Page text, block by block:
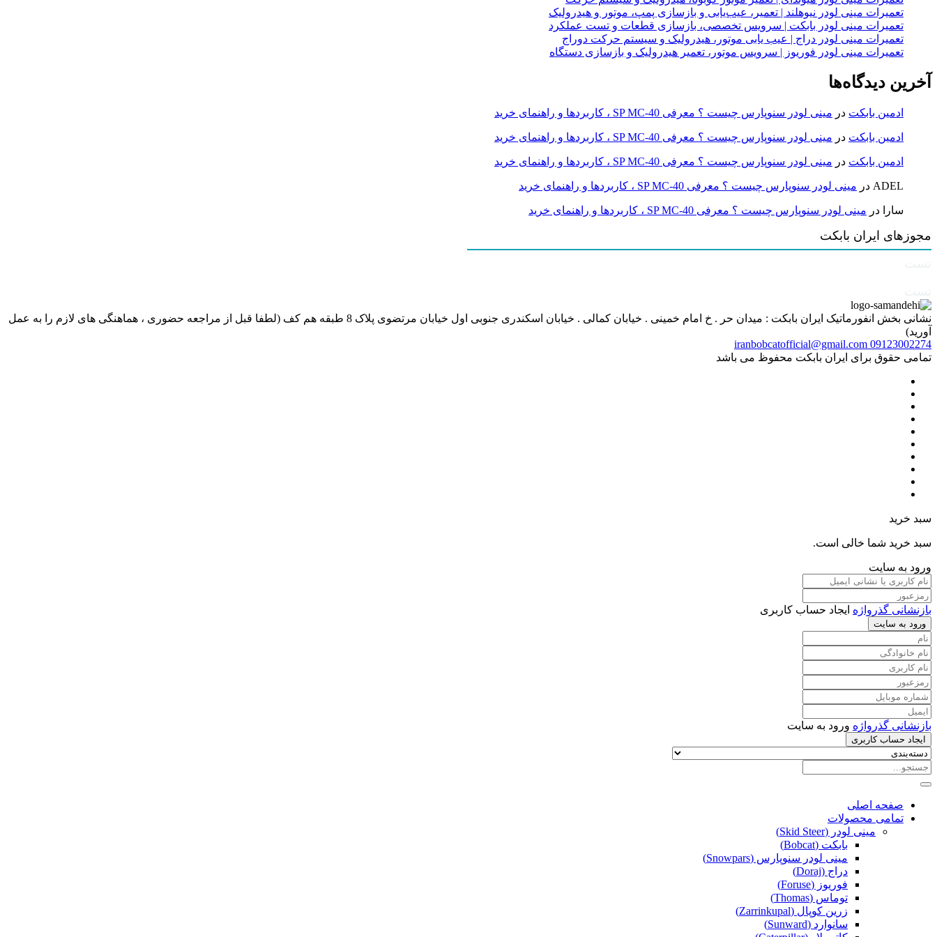
تعمیرات مینی لودر نیوهلند | تعمیر، عیب‌یابی و بازسازی پمپ، موتور و هیدرولیک
تعمیرات مینی لودر بابکت | سرویس تخصصی، بازسازی قطعات و تست عملکرد
تعمیرات مینی لودر دراج | عیب یابی موتور، هیدرولیک و سیستم حرکت دوراج
تعمیرات مینی لودر فوریوز | سرویس موتور، تعمیر هیدرولیک و بازسازی دستگاه
آخرین دیدگاه‌ها
ادمین بابکت در مینی لودر سنوپارس چیست ؟ معرفی SP MC-40 ، کاربردها و راهنمای خرید
ادمین بابکت در مینی لودر سنوپارس چیست ؟ معرفی SP MC-40 ، کاربردها و راهنمای خرید
ادمین بابکت در مینی لودر سنوپارس چیست ؟ معرفی SP MC-40 ، کاربردها و راهنمای خرید
ADEL در مینی لودر سنوپارس چیست ؟ معرفی SP MC-40 ، کاربردها و راهنمای خرید
سارا در مینی لودر سنوپارس چیست ؟ معرفی SP MC-40 ، کاربردها و راهنمای خرید
مجوزهای ایران بابکت
نشانی بخش انفورماتیک ایران بابکت : میدان حر . خ امام خمینی . خیابان کمالی . خیابان اسکندری جنوبی اول خیابان مرتضوی پلاک 8 طبقه هم کف (لطفا قبل از مراجعه حضوری ، هماهنگی های لازم را به عمل
آورید)
09123002274
iranbobcatofficial@gmail.com
تمامی حقوق برای ایران بابکت محفوظ می باشد
سبد خرید
سبد خرید شما خالی است.
ورود به سایت
بازنشانی گذرواژه ایجاد حساب کاربری
ورود به سایت
بازنشانی گذرواژه ورود به سایت
ایجاد حساب کاربری
صفحه اصلی
تمامی محصولات
مینی لودر (Skid Steer)
بابکت (Bobcat)
مینی لودر سنوپارس (Snowpars)
دراج (Doraj)
فوریوز (Foruse)
توماس (Thomas)
زرین کوپال (Zarrinkupal)
سانوارد (Sunward)